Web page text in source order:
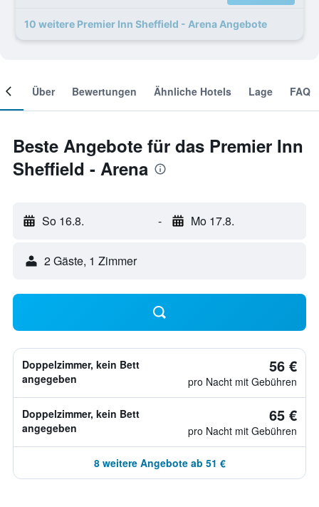
10 weitere Premier Inn Sheffield - Arena Angebote
Über Bewertungen Ähnliche Hotels Lage FAQ
Beste Angebote für das Premier Inn
Sheffield - Arena
So 16.8. - Mo 17.8.
2 Gäste, 1 Zimmer
Doppelzimmer, kein Bett
angegeben
56 €
pro Nacht mit Gebühren
Doppelzimmer, kein Bett
angegeben
65 €
pro Nacht mit Gebühren
8 weitere Angebote ab 51 €